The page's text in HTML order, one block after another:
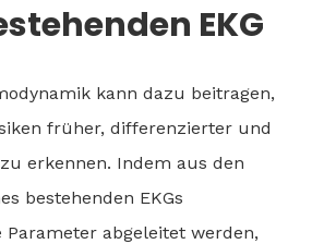
EKG
kann dazu beitragen,
früher, differenzierter und
erkennen. Indem aus den
bestehenden EKGs
Parameter abgeleitet werden,